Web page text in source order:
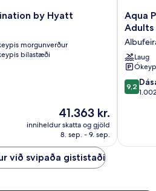
by Hyatt
morgunverður
bílastæði
Verðið
41.363 kr.
41.363 kr.
inniheldur skatta og gjöld
8. sep. - 9. sep.
Aqua
Pedra
Bicos
Design
Beach
Hotel
-
Aqua
Adults
Laug
9.2
af
9,2
við svipaða gististaði